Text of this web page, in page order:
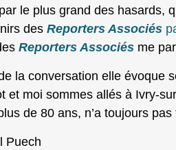
le plus grand des hasards,
des Reporters Associés
Reporters Associés me
la conversation elle évoque
et moi sommes allés à Ivry-
de 80 ans, n’a toujours
Puech